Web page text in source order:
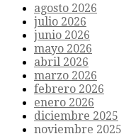
agosto 2026
julio 2026
junio 2026
mayo 2026
abril 2026
marzo 2026
febrero 2026
enero 2026
diciembre 2025
noviembre 2025